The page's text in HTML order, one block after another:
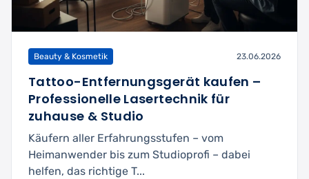
Beauty & Kosmetik 23.06.2026
Tattoo-Entfernungsgerät kaufen –
Professionelle Lasertechnik für
zuhause & Studio
Käufern aller Erfahrungsstufen – vom
Heimanwender bis zum Studioprofi – dabei
helfen, das richtige T...